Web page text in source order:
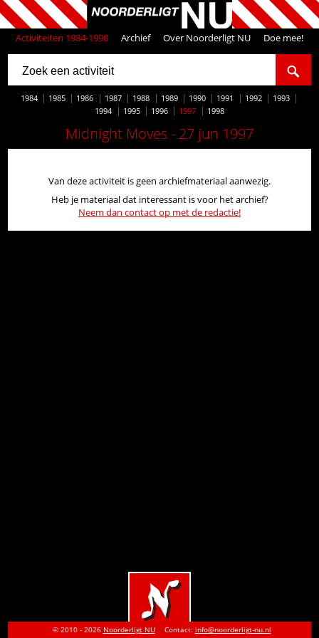
Activiteiten 1984-1998 Archief Over Noorderligt NU Doe mee!
1984 1985 1986 1987 1988 1989 1990 1991 1992
1993
1994
1995 1996 1997 1998
Midnight Moves - 27 jun 1997
Van deze activiteit is geen archiefmateriaal aanwezig.
Heb je materiaal dat interessant is voor het archief?
Neem dan contact op met de redactie!
© 2010 - 2026 Noorderligt NU Contact: info@noorderligt-nu.nl